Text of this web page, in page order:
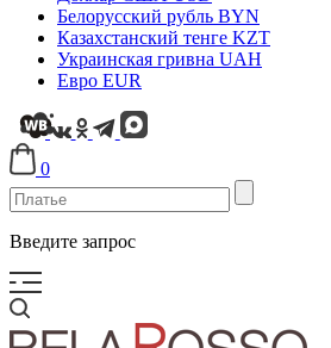
Белорусский рубль BYN
Казахстанский тенге KZT
Украинская гривна UAH
Евро EUR
0
Введите запрос